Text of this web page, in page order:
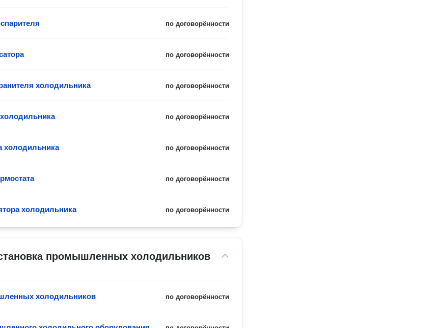
по договорённости
по договорённости
по договорённости
холодильника
по договорённости
по договорённости
холодильника
по договорённости
по договорённости
холодильника
промышленных холодильников
по договорённости
холодильников